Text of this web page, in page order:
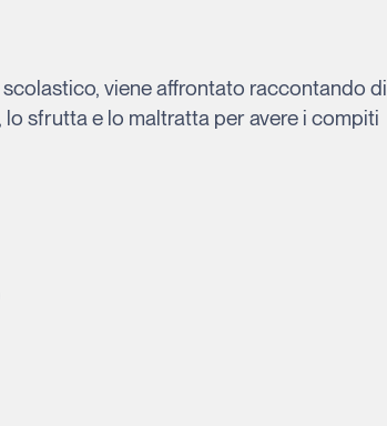
viene affrontato raccontando di
sfrutta e lo maltratta per avere i compiti